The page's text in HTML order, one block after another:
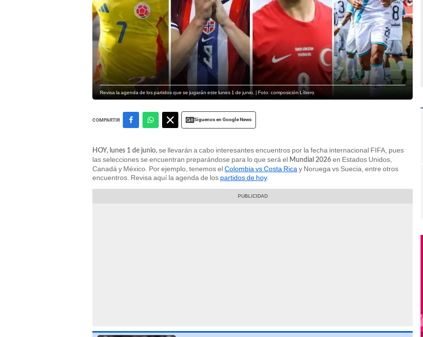
Revisa la agenda de los partidos que se jugarán este lunes 1 de junio. | Foto: composición Líbero
COMPARTIR Siguenos en Google News
HOY, lunes 1 de junio, se llevarán a cabo interesantes encuentros por la fecha internacional FIFA, pues
las selecciones se encuentran preparándose para lo que será el Mundial 2026 en Estados Unidos,
Canadá y México. Por ejemplo, tenemos elColombia vs Costa Rica y Noruega vs Suecia, entre otros
encuentros. Revisa aquí la agenda de los partidos de hoy.